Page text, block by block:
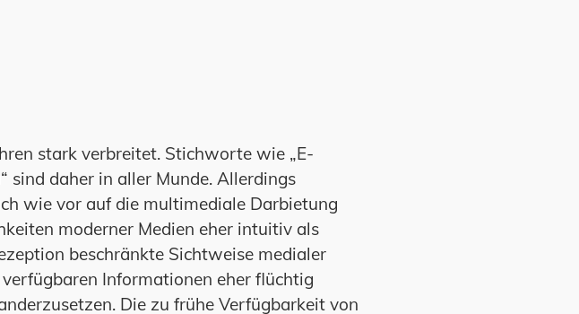
stark verbreitet. Stichworte wie „E-
sind daher in aller Munde. Allerdings
wie vor auf die multimediale Darbietung
moderner Medien eher intuitiv als
beschränkte Sichtweise medialer
Informationen eher flüchtig
Die zu frühe Verfügbarkeit von